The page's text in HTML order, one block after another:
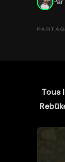
Par
Tous